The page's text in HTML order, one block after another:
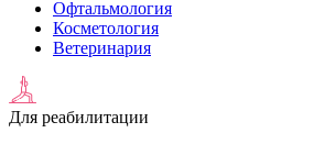
Офтальмология
Косметология
Ветеринария
Для реабилитации